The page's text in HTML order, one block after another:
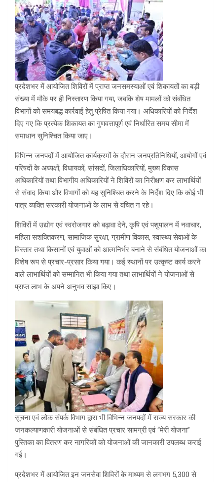
प्रदेशभर में आयोजित शिविरों में प्राप्त जनसमस्याओं एवं शिकायतों का बड़ी
संख्या में मौके पर ही निस्तारण किया गया, जबकि शेष मामलों को संबंधित
विभागों को समयबद्ध कार्रवाई हेतु प्रेषित किया गया। अधिकारियों को निर्देश
दिए गए कि प्रत्येक शिकायत का गुणवत्तापूर्ण एवं निर्धारित समय सीमा में
समाधान सुनिश्चित किया जाए।
विभिन्न जनपदों में आयोजित कार्यक्रमों के दौरान जनप्रतिनिधियों, आयोगों एवं
परिषदों के अध्यक्षों, विधायकों, सांसदों, जिलाधिकारियों, मुख्य विकास
अधिकारियों तथा विभागीय अधिकारियों ने शिविरों का निरीक्षण कर लाभार्थियों
से संवाद किया और विभागों को यह सुनिश्चित करने के निर्देश दिए कि कोई भी
पात्र व्यक्ति सरकारी योजनाओं के लाभ से वंचित न रहे।
शिविरों में उद्योग एवं स्वरोजगार को बढ़ावा देने, कृषि एवं पशुपालन में नवाचार,
महिला सशक्तिकरण, सामाजिक सुरक्षा, ग्रामीण विकास, स्वास्थ्य सेवाओं के
विस्तार तथा किसानों एवं युवाओं को आत्मनिर्भर बनाने से संबंधित योजनाओं का
विशेष रूप से प्रचार-प्रसार किया गया। कई स्थानों पर उत्कृष्ट कार्य करने
वाले लाभार्थियों को सम्मानित भी किया गया तथा लाभार्थियों ने योजनाओं से
प्राप्त लाभ के अपने अनुभव साझा किए।
सूचना एवं लोक संपर्क विभाग द्वारा भी विभिन्न जनपदों में राज्य सरकार की
जनकल्याणकारी योजनाओं से संबंधित प्रचार सामग्री एवं “मेरी योजना”
पुस्तिका का वितरण कर नागरिकों को योजनाओं की जानकारी उपलब्ध कराई
गई।
प्रदेशभर में आयोजित इन जनसेवा शिविरों के माध्यम से लगभग 5,300 से